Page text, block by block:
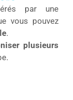
par une
vous pouvez
.
plusieurs